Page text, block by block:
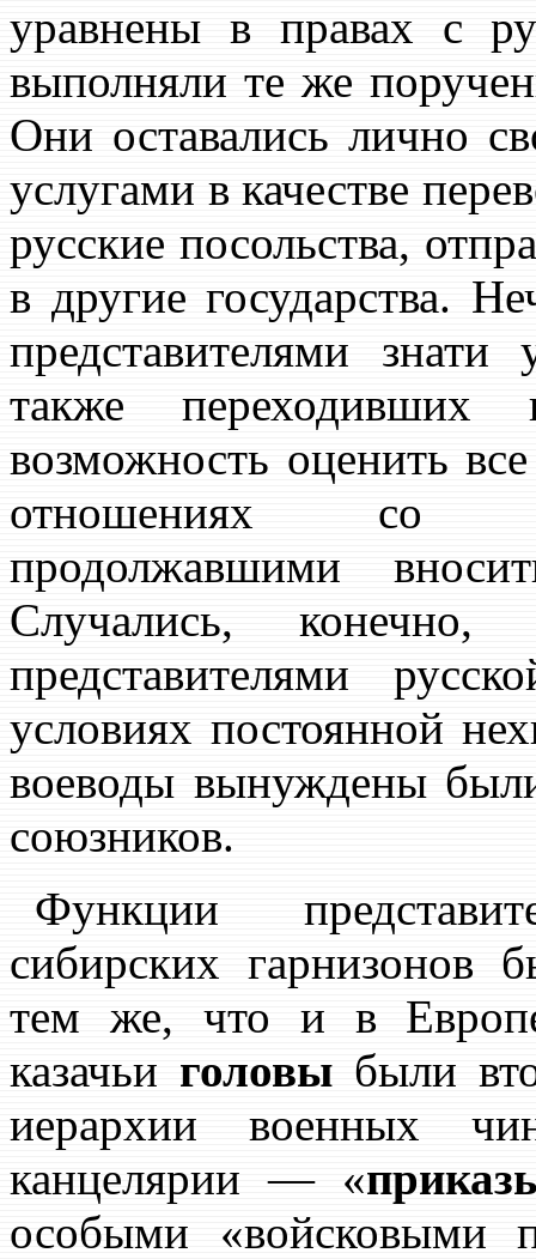
уравнены в правах с
выполняли те же
Они оставались лично
услугами в качестве
русские посольства,
в другие государства.
представителями
также
возможность оценить
отношениях со
продолжавшими
Случались,
представителями
условиях постоянной
воеводы вынуждены
союзников.
Функции
сибирских гарнизонов
тем же, что и в
казачьи головы были
иерархии военных
канцелярии — «
особыми «войсковыми